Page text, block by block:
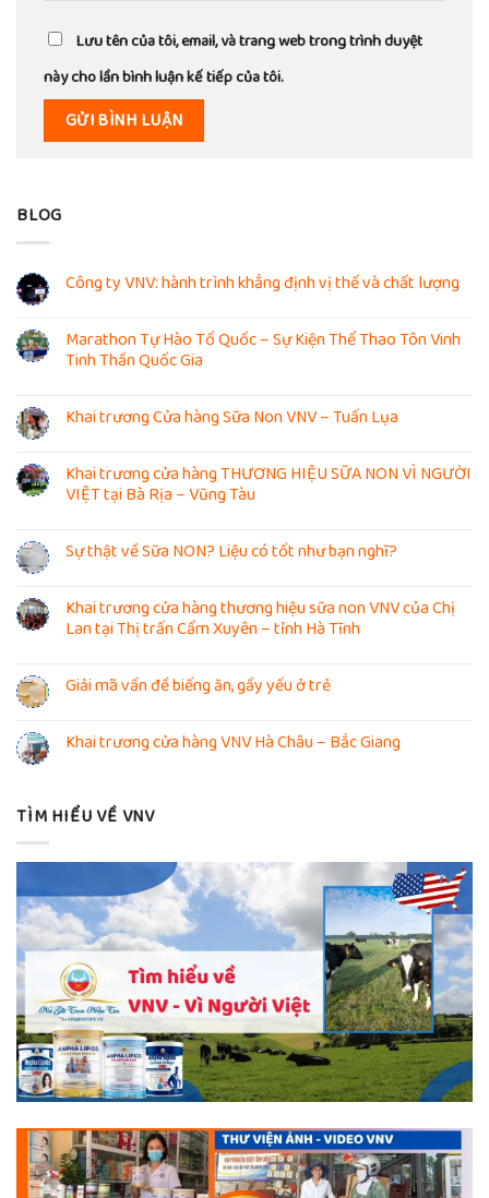
Lưu tên của tôi, email, và trang web trong trình duyệt
này cho lần bình luận kế tiếp của tôi.
BLOG
Công ty VNV: hành trình khẳng định vị thế và chất lượng
Marathon Tự Hào Tổ Quốc – Sự Kiện Thể Thao Tôn Vinh
Tinh Thần Quốc Gia
Khai trương Cửa hàng Sữa Non VNV – Tuấn Lụa
Khai trương cửa hàng THƯƠNG HIỆU SỮA NON VÌ NGƯỜI
VIỆT tại Bà Rịa – Vũng Tàu
Sự thật về Sữa NON? Liệu có tốt như bạn nghĩ?
Khai trương cửa hàng thương hiệu sữa non VNV của Chị
Lan tại Thị trấn Cẩm Xuyên – tỉnh Hà Tĩnh
Giải mã vấn đề biếng ăn, gầy yếu ở trẻ
Khai trương cửa hàng VNV Hà Châu – Bắc Giang
TÌM HIỂU VỀ VNV